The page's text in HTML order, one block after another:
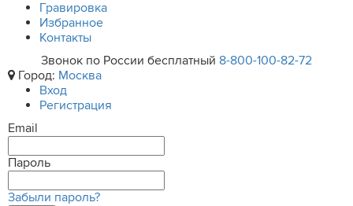
Гравировка
Избранное
Контакты
Звонок по России бесплатный 8-800-100-82-72
Город: Москва
Вход
Регистрация
Email
Пароль
Забыли пароль?